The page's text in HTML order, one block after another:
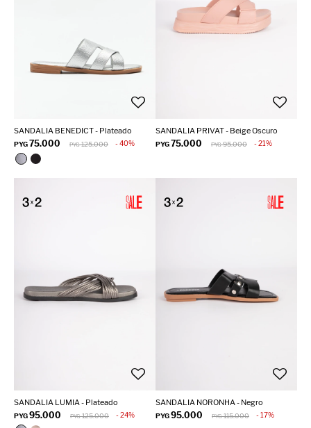
SANDALIA BENEDICT - Plateado
PYG75.000 PYG 125.000 40
SANDALIA PRIVAT - Beige Oscuro
PYG75.000 PYG 95.000 21
SANDALIA LUMIA - Plateado
PYG95.000 PYG 125.000 24
SANDALIA NORONHA - Negro
PYG95.000 PYG 115.000 17